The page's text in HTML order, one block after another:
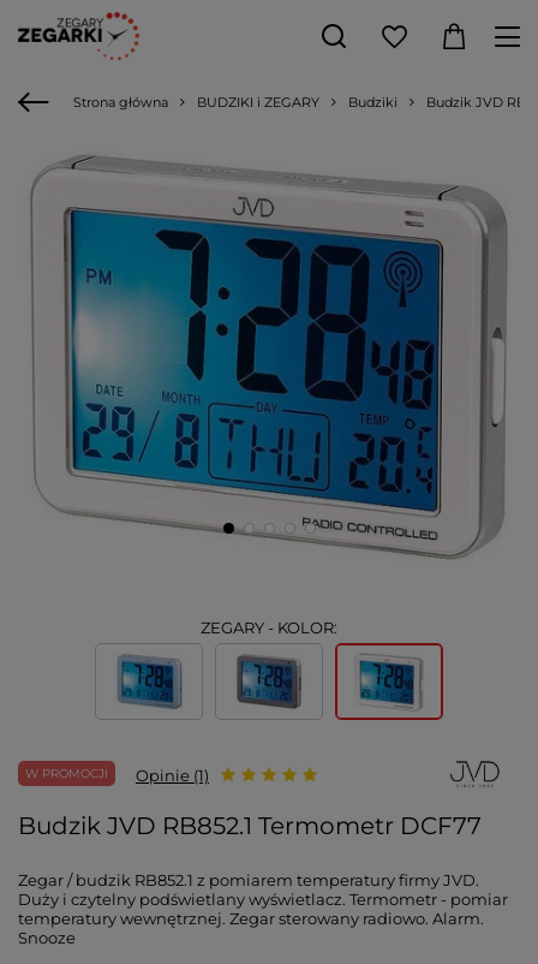
Strona główna BUDZIKI i ZEGARY Budziki Budzik JVD
ZEGARY - KOLOR:
W PROMOCJI Opinie (1)
Budzik JVD RB852.1 Termometr DCF77
Zegar / budzik RB852.1 z pomiarem temperatury firmy JVD.
Duży i czytelny podświetlany wyświetlacz. Termometr - pomiar
temperatury wewnętrznej. Zegar sterowany radiowo. Alarm.
Snooze